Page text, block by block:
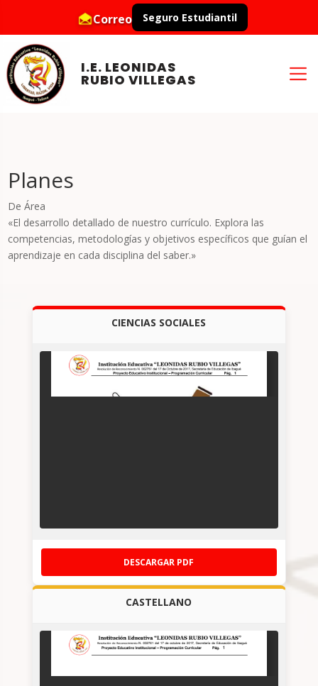
Correo Seguro Estudiantil
I.E. LEONIDAS
RUBIO VILLEGAS
Planes
De Área
«El desarrollo detallado de nuestro currículo. Explora las
competencias, metodologías y objetivos específicos que guían el
aprendizaje en cada disciplina del saber.»
CIENCIAS SOCIALES
DESCARGAR PDF
CASTELLANO